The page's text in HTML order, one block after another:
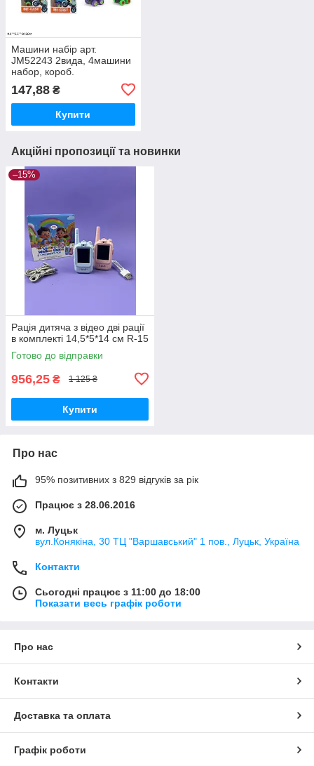
Машини набір арт.
JM52243 2вида, 4машини
набор, короб.
147,88 ₴
Купити
Акційні пропозиції та новинки
–15%
Рація дитяча з відео дві рації
в комплекті 14,5*5*14 см R-15
Готово до відправки
956,25 ₴ 1 125 ₴
Купити
Про нас
95% позитивних з 829 відгуків за рік
Працює з 28.06.2016
м. Луцьк
вул.Конякіна, 30 ТЦ "Варшавський" 1 пов., Луцьк, Україна
Контакти
Сьогодні працює з 11:00 до 18:00
Показати весь графік роботи
Про нас
Контакти
Доставка та оплата
Графік роботи